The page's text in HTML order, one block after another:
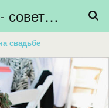
Свадебный блог - советы невестам, подготовка к свадьбе - HiBride
свадьбе